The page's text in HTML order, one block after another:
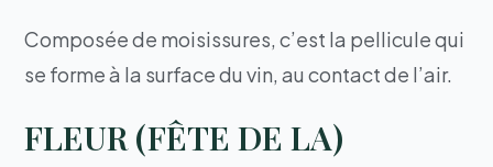
Composée de moisissures, c’est la pellicule qui
se forme à la surface du vin, au contact de l’air.
FLEUR (FÊTE DE LA)